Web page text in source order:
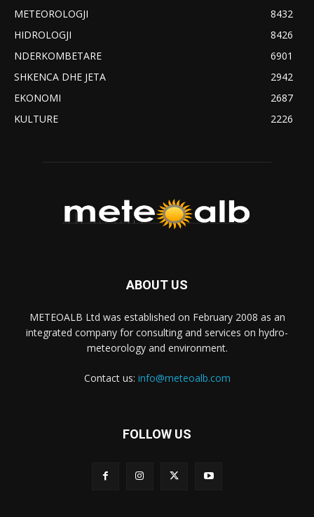
METEOROLOGJI
8432
HIDROLOGJI
8426
NDERKOMBETARE
6901
SHKENCA DHE JETA
2942
EKONOMI
2687
KULTURE
2226
ABOUT US
METEOALB Ltd was established on February 2008 as an
integrated company for consulting and services on hydro-
meteorology and environment.
Contact us: info@meteoalb.com
FOLLOW US